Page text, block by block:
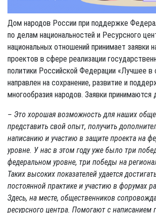
Дом народов России при поддержке
по делам национальностей и Ресурсного
национальных отношений принимает заявки
проектов в сфере реализации
политики Российской Федерации «Лучшее в
направлен на сохранение, развитие и
многообразия народов. Заявки принимаются
– Это хорошая возможность для наших
представить свой опыт, получить
написанию и участию в защите проекта на
уровне. У нас в этом году уже было три
федеральном уровне, три победы на
Таких высоких показателей удается
постоянной практике и участию в форумах
Здесь, на месте, общественников
ресурсного центра. Помогают с написанием